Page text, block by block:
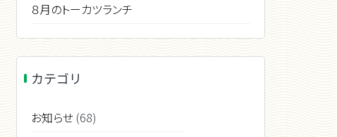
８月のトーカツランチ
カテゴリ
お知らせ(68)